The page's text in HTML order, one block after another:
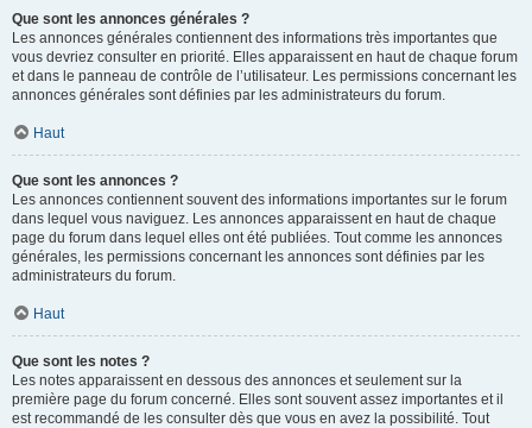
Que sont les annonces générales ?
Les annonces générales contiennent des informations très importantes que
vous devriez consulter en priorité. Elles apparaissent en haut de chaque forum
et dans le panneau de contrôle de l’utilisateur. Les permissions concernant les
annonces générales sont définies par les administrateurs du forum.
Haut
Que sont les annonces ?
Les annonces contiennent souvent des informations importantes sur le forum
dans lequel vous naviguez. Les annonces apparaissent en haut de chaque
page du forum dans lequel elles ont été publiées. Tout comme les annonces
générales, les permissions concernant les annonces sont définies par les
administrateurs du forum.
Haut
Que sont les notes ?
Les notes apparaissent en dessous des annonces et seulement sur la
première page du forum concerné. Elles sont souvent assez importantes et il
est recommandé de les consulter dès que vous en avez la possibilité. Tout